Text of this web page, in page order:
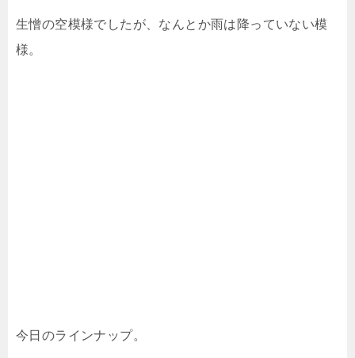
生憎の空模様でしたが、なんとか雨は降っていない模
様。
今日のラインナップ。